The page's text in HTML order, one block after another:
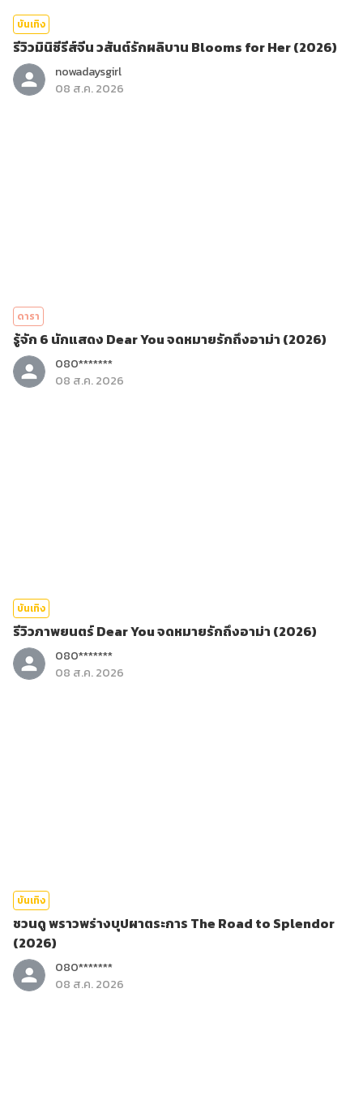
บันเทิง
รีวิวมินิซีรีส์จีน วสันต์รักผลิบาน Blooms for Her (2026)
nowadaysgirl
08 ส.ค. 2026
ดารา
รู้จัก 6 นักแสดง Dear You จดหมายรักถึงอาม่า (2026)
080*******
08 ส.ค. 2026
บันเทิง
รีวิวภาพยนตร์ Dear You จดหมายรักถึงอาม่า (2026)
080*******
08 ส.ค. 2026
บันเทิง
ชวนดู พราวพร่างบุปผาตระการ The Road to Splendor
(2026)
080*******
08 ส.ค. 2026